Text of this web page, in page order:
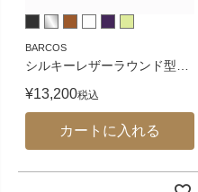
BARCOS
シルキーレザーラウンド型
¥13,200税込
カートに入れる